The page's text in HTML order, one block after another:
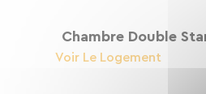
Chambre Double
Voir Le Logement